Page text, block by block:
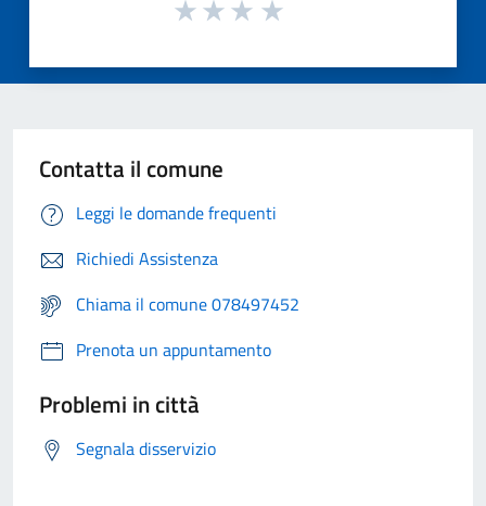
Contatta il comune
Leggi le domande frequenti
Richiedi Assistenza
Chiama il comune 078497452
Prenota un appuntamento
Problemi in città
Segnala disservizio